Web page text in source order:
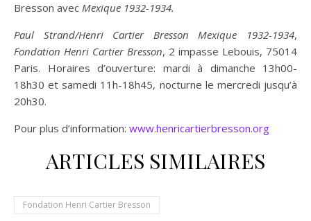
Bresson avec Mexique 1932-1934.
Paul Strand/Henri Cartier Bresson Mexique 1932-1934,
Fondation Henri Cartier Bresson, 2 impasse Lebouis, 75014
Paris. Horaires d’ouverture: mardi à dimanche 13h00-
18h30 et samedi 11h-18h45, nocturne le mercredi jusqu’à
20h30.
Pour plus d’information: www.henricartierbresson.org
ARTICLES SIMILAIRES
Fondation Henri Cartier Bresson